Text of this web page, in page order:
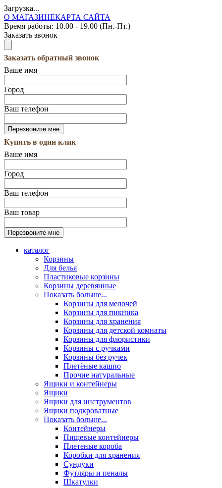
Загрузка...
О МАГАЗИНЕКАРТА САЙТА
Время работы: 10.00 - 19.00 (Пн.-Пт.)
Заказать звонок
Заказать обратный звонок
Ваше имя
Город
Ваш телефон
Купить в один клик
Ваше имя
Город
Ваш телефон
Ваш товар
каталог
Корзины
Для белья
Пластиковые корзины
Корзины деревянные
Показать больше...
Корзины для мелочей
Корзины для пикника
Корзины для хранения
Корзины для детской комнаты
Корзины для флористики
Корзины с ручками
Корзины без ручек
Плетёные кашпо
Прочие натуральные
Ящики и контейнеры
Ящики
Ящики для инструментов
Ящики подкроватные
Показать больше...
Контейнеры
Пищевые контейнеры
Плетеные короба
Коробки для хранения
Сундуки
Футляры и пеналы
Шкатулки